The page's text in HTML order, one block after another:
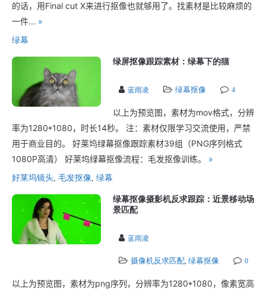
的话，用Final cut X来进行抠像也就够用了。找素材是比较麻烦的
一件... »
绿幕
绿屏抠像跟踪素材：绿幕下的猫
蓝雨凌 绿幕抠像 4
以上为预览图，素材为mov格式，分辨
率为1280*1080，时长14秒。 注：素材仅限学习交流使用，严禁
用于商业目的。 好莱坞绿幕抠像跟踪素材39组（PNG序列格式
1080P高清） 好莱坞绿幕抠像流程：毛发抠像训练。 »
好莱坞镜头, 毛发抠像, 绿幕
绿幕抠像摄影机反求跟踪：近景移动场
景匹配
蓝雨凌
摄像机反求匹配, 绿幕抠像 0
以上为预览图，素材为png序列，分辨率为1280*1080，像素宽高